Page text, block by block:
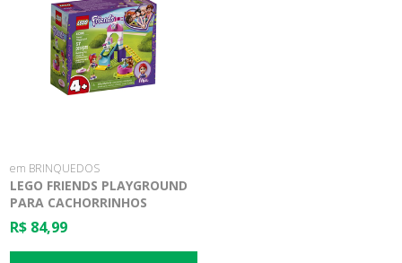
em BRINQUEDOS
LEGO FRIENDS PLAYGROUND
PARA CACHORRINHOS
R$ 84,99